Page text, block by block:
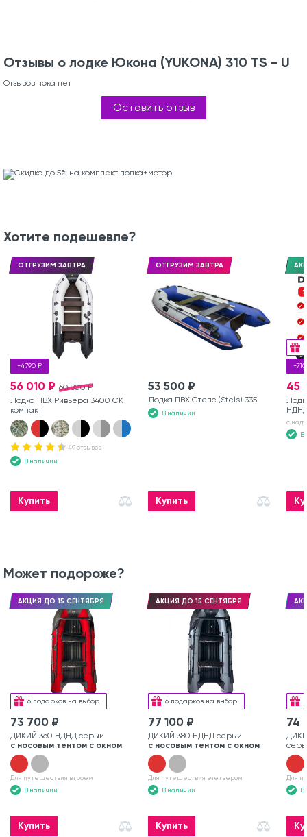
Отзывы о лодке Юкона (YUKONA) 310 TS - U
Отзывов пока нет
Оставить отзыв
Хотите подешевле?
-4790 ₽
ОТГРУЗИМ ЗАВТРА
60 800 ₽
56 010 ₽
Лодка ПВХ Ривьера 3400 СК
компакт
49 отзывов
В наличии
Купить
ОТГРУЗИМ ЗАВТРА
53 500 ₽
Лодка ПВХ Стелс (Stels) 335
В наличии
Купить
-
45
с
В
Может подороже?
6 подарков на выбор
АКЦИЯ ДО 15 СЕНТЯБРЯ
73 700 ₽
ДИКИЙ 360 НДНД серый
с носовым тентом с окном
Для путешествия втроем
В наличии
Купить
6 подарков на выбор
АКЦИЯ ДО 15 СЕНТЯБРЯ
77 100 ₽
ДИКИЙ 380 НДНД серый
с носовым тентом с окном
Для путешествия вчетвером
В наличии
Купить
74
Для
В